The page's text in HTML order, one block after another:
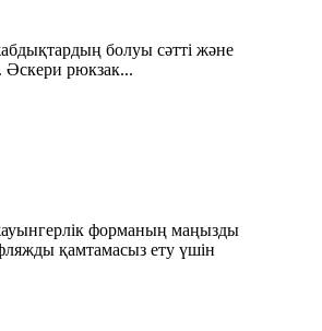
болуы сәтті және
Әскери рюкзак...
форманың маңызды
қамтамасыз ету үшін